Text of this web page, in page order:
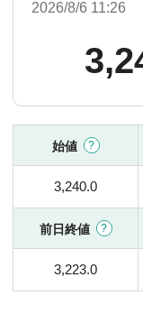
2026/8/6 11:26
始値
3,240.0
前日終値
3,223.0